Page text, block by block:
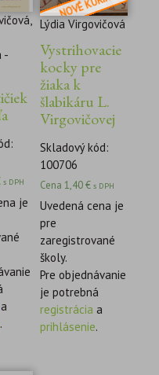
-
s DPH
je
a
.
Lýdia Virgovičová
Vystrihovacie
kocky pre
žiaka k
šlabikáru L.
Virgovičovej
Skladový kód:
100706
Cena 1,40€ s DPH
Uvedená cena je
pre
zaregistrované
školy.
Pre objednávanie
je potrebná
registrácia a
prihlásenie.